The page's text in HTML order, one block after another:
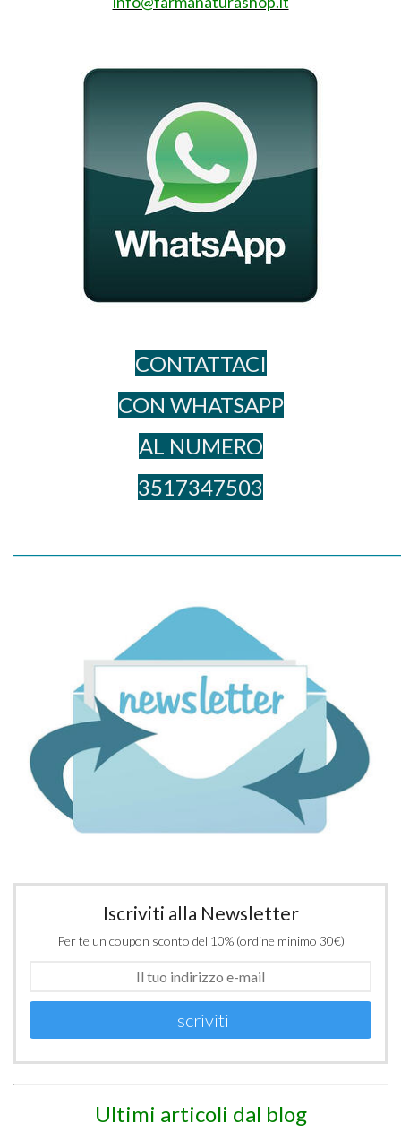
CONTATTACI
CON WHATSAPP
AL NUME​RO
3517347503
Iscriviti alla Newsletter
Per te un coupon sconto del 10% (ordine minimo 30€)
Iscriviti
Ultimi articoli dal blog